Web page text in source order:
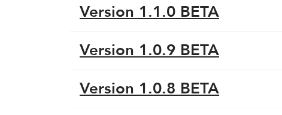
Version 1.1.0 BETA
Version 1.0.9 BETA
Version 1.0.8 BETA